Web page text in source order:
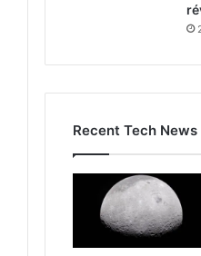
Recent Tech News